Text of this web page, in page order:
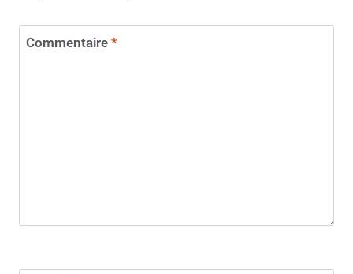
Commentaire *